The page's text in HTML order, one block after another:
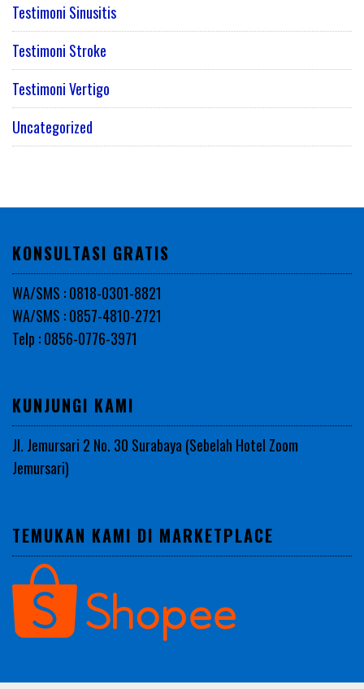
Testimoni Sinusitis
Testimoni Stroke
Testimoni Vertigo
Uncategorized
KONSULTASI GRATIS
WA/SMS : 0818-0301-8821
WA/SMS : 0857-4810-2721
Telp : 0856-0776-3971
KUNJUNGI KAMI
Jl. Jemursari 2 No. 30 Surabaya (Sebelah Hotel Zoom
Jemursari)
TEMUKAN KAMI DI MARKETPLACE